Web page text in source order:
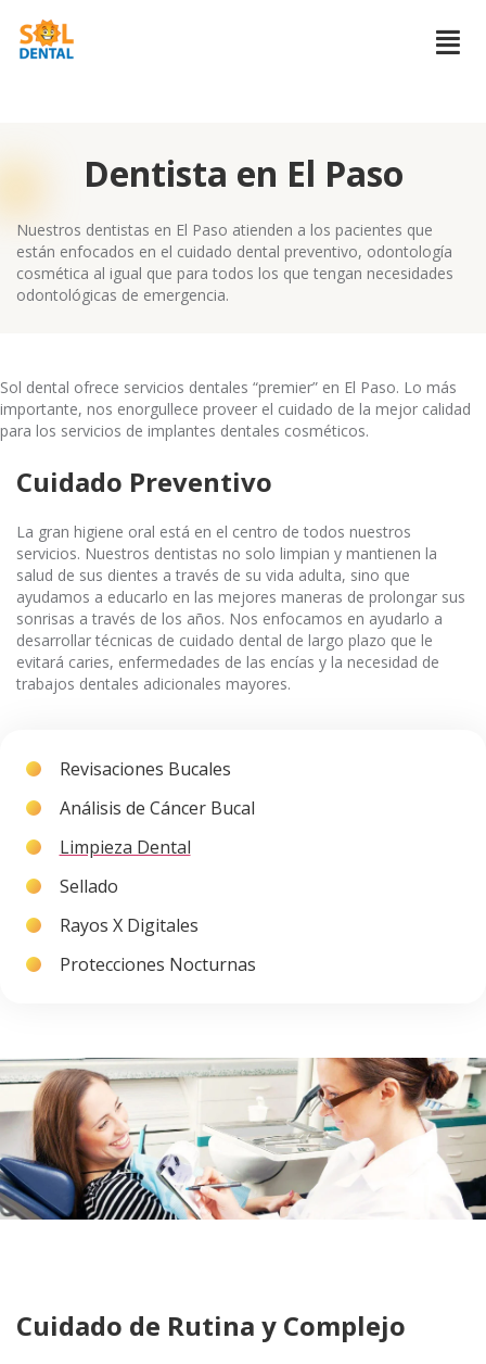
Dentista en El Paso
Nuestros dentistas en El Paso atienden a los pacientes que
están enfocados en el cuidado dental preventivo, odontología
cosmética al igual que para todos los que tengan necesidades
odontológicas de emergencia.
Sol dental ofrece servicios dentales “premier” en El Paso. Lo más
importante, nos enorgullece proveer el cuidado de la mejor calidad
para los servicios de implantes dentales cosméticos.
Cuidado Preventivo
La gran higiene oral está en el centro de todos nuestros
servicios. Nuestros dentistas no solo limpian y mantienen la
salud de sus dientes a través de su vida adulta, sino que
ayudamos a educarlo en las mejores maneras de prolongar sus
sonrisas a través de los años. Nos enfocamos en ayudarlo a
desarrollar técnicas de cuidado dental de largo plazo que le
evitará caries, enfermedades de las encías y la necesidad de
trabajos dentales adicionales mayores.
Revisaciones Bucales
Análisis de Cáncer Bucal
Limpieza Dental
Sellado
Rayos X Digitales
Protecciones Nocturnas
Cuidado de Rutina y Complejo